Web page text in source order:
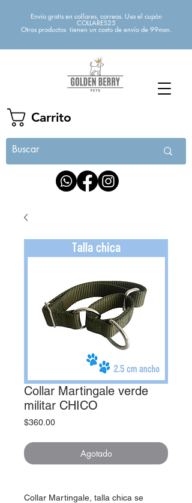
Carrito
Envío gratis en collares, correas. Usa el cupón
COLLARES25
Otros productos tienen un costo de envío de 99mxn.
Collar Martingale verde
militar CHICO
$360.00Precio
Agotado
Collar Martingale, talla chica se